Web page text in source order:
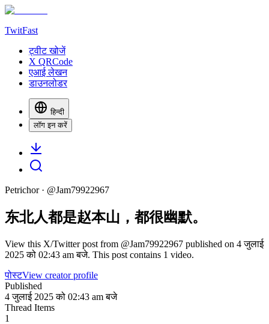
TwitFast
ट्वीट खोजें
X QRCode
एआई लेखन
डाउनलोडर
हिन्दी
लॉग इन करें
Petrichor· @Jam79922967
东北人都是赵本山，都很幽默。
View this X/Twitter post from @Jam79922967 published on 4 जुलाई
2025 को 02:43 am बजे. This post contains 1 video.
पोस्टView creator profile
Published
4 जुलाई 2025 को 02:43 am बजे
Thread Items
1